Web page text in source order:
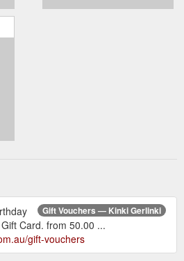
Gift Vouchers — Kinki Gerlinki
Card. from 50.00 ...
gift-vouchers